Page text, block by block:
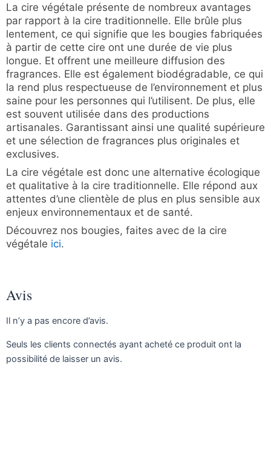
La cire végétale présente de nombreux avantages
par rapport à la cire traditionnelle. Elle brûle plus
lentement, ce qui signifie que les bougies fabriquées
à partir de cette cire ont une durée de vie plus
longue. Et offrent une meilleure diffusion des
fragrances. Elle est également biodégradable, ce qui
la rend plus respectueuse de l’environnement et plus
saine pour les personnes qui l’utilisent. De plus, elle
est souvent utilisée dans des productions
artisanales. Garantissant ainsi une qualité supérieure
et une sélection de fragrances plus originales et
exclusives.
La cire végétale est donc une alternative écologique
et qualitative à la cire traditionnelle. Elle répond aux
attentes d’une clientèle de plus en plus sensible aux
enjeux environnementaux et de santé.
Découvrez nos bougies, faites avec de la cire
végétale ici.
Avis
Il n’y a pas encore d’avis.
Seuls les clients connectés ayant acheté ce produit ont la
possibilité de laisser un avis.